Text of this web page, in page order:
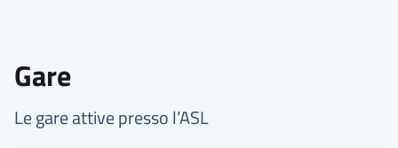
Gare
Le gare attive presso l’ASL